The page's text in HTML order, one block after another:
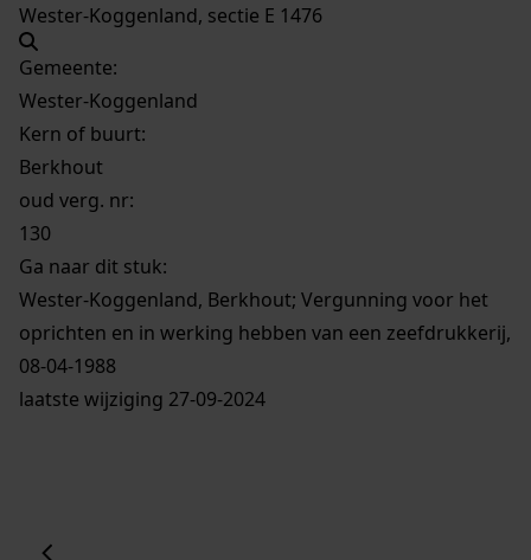
Wester-Koggenland, sectie E 1476
Gemeente:
Wester-Koggenland
Kern of buurt:
Berkhout
oud verg. nr:
130
Ga naar dit stuk:
Wester-Koggenland, Berkhout; Vergunning voor het
oprichten en in werking hebben van een zeefdrukkerij,
08-04-1988
laatste wijziging 27-09-2024